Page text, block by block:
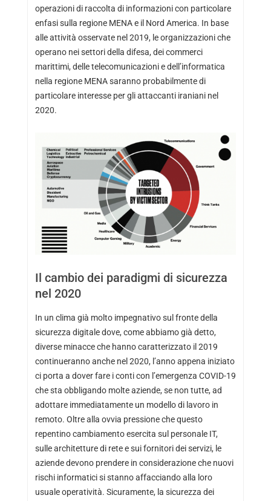
operazioni di raccolta di informazioni con particolare
enfasi sulla regione MENA e il Nord America. In base
alle attività osservate nel 2019, le organizzazioni che
operano nei settori della difesa, dei commerci
marittimi, delle telecomunicazioni e dell’informatica
nella regione MENA saranno probabilmente di
particolare interesse per gli attaccanti iraniani nel
2020.
Il cambio dei paradigmi di sicurezza
nel 2020
In un clima già molto impegnativo sul fronte della
sicurezza digitale dove, come abbiamo già detto,
diverse minacce che hanno caratterizzato il 2019
continueranno anche nel 2020, l’anno appena iniziato
ci porta a dover fare i conti con l’emergenza COVID-19
che sta obbligando molte aziende, se non tutte, ad
adottare immediatamente un modello di lavoro in
remoto. Oltre alla ovvia pressione che questo
repentino cambiamento esercita sul personale IT,
sulle architetture di rete e sui fornitori dei servizi, le
aziende devono prendere in considerazione che nuovi
rischi informatici si stanno affacciando alla loro
usuale operatività. Sicuramente, la sicurezza dei